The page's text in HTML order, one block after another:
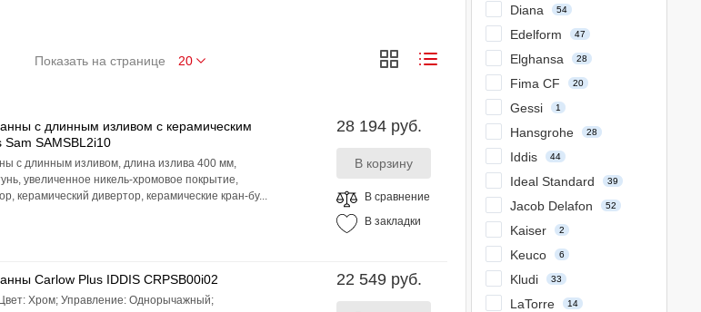
Показать на странице
c длинным изливом с керамическим
SAMSBL2i10
с длинным изливом, длина излива 400 мм,
увеличенное никель-хромовое покрытие,
керамический дивертор, керамические кран-бу...
28 194 руб.
В сравнение
В закладки
Carlow Plus IDDIS CRPSB00i02
Хром; Управление: Однорычажный;
22 549 руб.
Diana 54
Edelform 47
Elghansa 28
Fima CF 20
Gessi 1
Hansgrohe 28
Iddis 44
Ideal Standard 39
Jacob Delafon 52
Kaiser 2
Keuco 6
Kludi 33
LaTorre 14